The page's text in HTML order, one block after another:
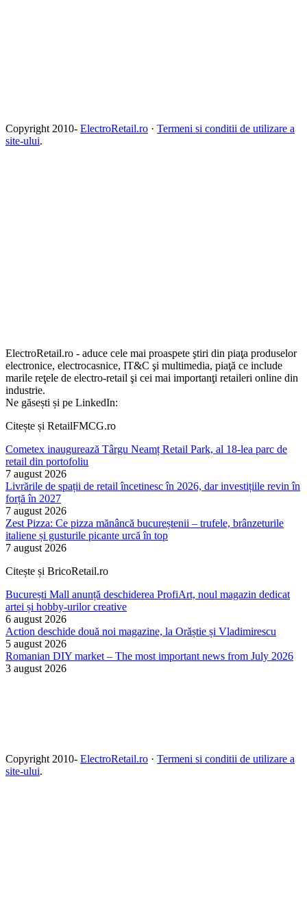
Copyright 2010- ElectroRetail.ro · Termeni si conditii de utilizare a
site-ului.
ElectroRetail.ro - aduce cele mai proaspete ştiri din piaţa produselor
electronice, electrocasnice, IT&C şi multimedia, piaţă ce include
marile reţele de electro-retail şi cei mai importanţi retaileri online din
industrie.
Ne găsești și pe LinkedIn:
Citește și RetailFMCG.ro
Cometex inaugurează Târgu Neamț Retail Park, al 18-lea parc de
retail din portofoliu
7 august 2026
Livrările de spații de retail încetinesc în 2026, dar investițiile revin în
forță în 2027
7 august 2026
Zest Pizza: Ce pizza mănâncă bucureștenii – trufele, brânzeturile
italiene și gusturile picante urcă în top
7 august 2026
Citește și BricoRetail.ro
București Mall anunță deschiderea ProfiArt, noul magazin dedicat
artei și hobby-urilor creative
6 august 2026
Action deschide două noi magazine, la Orăștie și Vladimirescu
5 august 2026
Romanian DIY market – The most important news from July 2026
3 august 2026
Copyright 2010- ElectroRetail.ro · Termeni si conditii de utilizare a
site-ului.